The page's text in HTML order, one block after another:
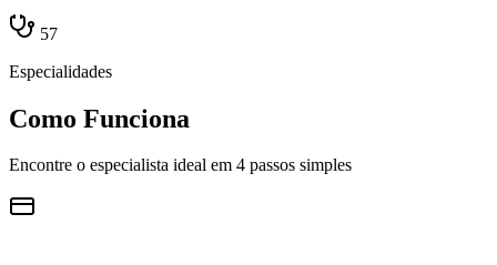
57
Especialidades
Como Funciona
Encontre o especialista ideal em 4 passos simples